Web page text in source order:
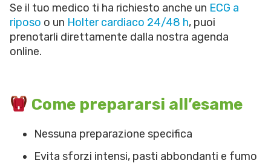
Se il tuo medico ti ha richiesto anche un ECG a
riposo o un Holter cardiaco 24/48 h, puoi
prenotarli direttamente dalla nostra agenda
online.
Come prepararsi all’esame
Nessuna preparazione specifica
Evita sforzi intensi, pasti abbondanti e fumo